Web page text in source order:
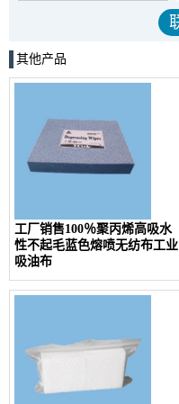
其他产品
工厂销售100％聚丙烯高吸水
性不起毛蓝色熔喷无纺布工业
吸油布